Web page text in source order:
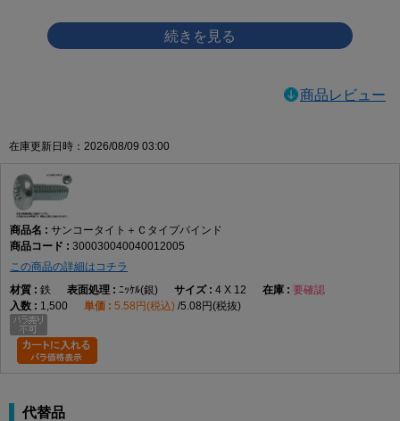
商品レビュー
在庫更新日時：2026/08/09 03:00
サンコータイト＋Ｃタイプバインド
300030040040012005
この商品の詳細はコチラ
鉄
ﾆｯｹﾙ(銀) 4 X 12
要確認
1,500
5.58円(税込) 5.08円(税抜)
代替品